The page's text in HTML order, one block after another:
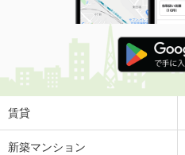
賃貸
新築マンション